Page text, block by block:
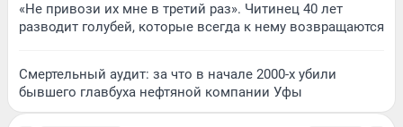
«Не привози их мне в третий раз». Читинец 40 лет
разводит голубей, которые всегда к нему возвращаются
Смертельный аудит: за что в начале 2000-х убили
бывшего главбуха нефтяной компании Уфы